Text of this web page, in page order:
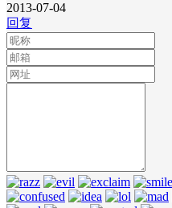
2013-07-04
回复